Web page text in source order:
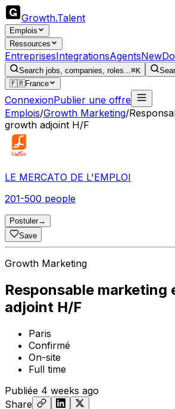
Growth.Talent
Emplois
Ressources
EntreprisesIntegrationsAgentsNew
Search jobs, companies, roles...⌘K
🇫🇷France
ConnexionPublier une offre
Emplois/Growth Marketing/
growth adjoint H/F
LE MERCATO DE L'EMPLOI
201-500 people
Postuler→
Save
Growth Marketing
Responsable marketing
adjoint H/F
Paris
Confirmé
On-site
Full time
Publiée 4 weeks ago
Share